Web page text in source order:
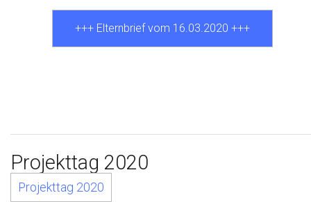
+++ Elternbrief vom 16.03.2020 +++
Projekttag 2020
Projekttag 2020